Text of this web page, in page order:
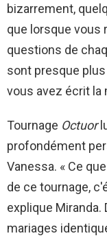
bizarrement,
que lorsque vous
questions de
sont presque
vous avez écrit la
Tournage Octuor
profondément
Vanessa. « Ce
de ce tournage,
explique Miranda.
mariages